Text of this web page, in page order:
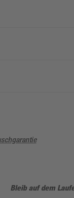
Bleib auf dem